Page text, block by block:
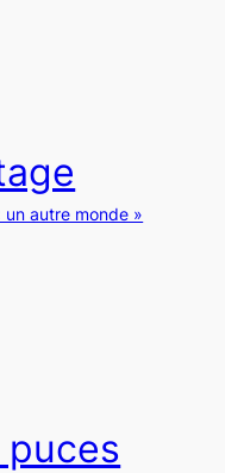
autre monde »
puces